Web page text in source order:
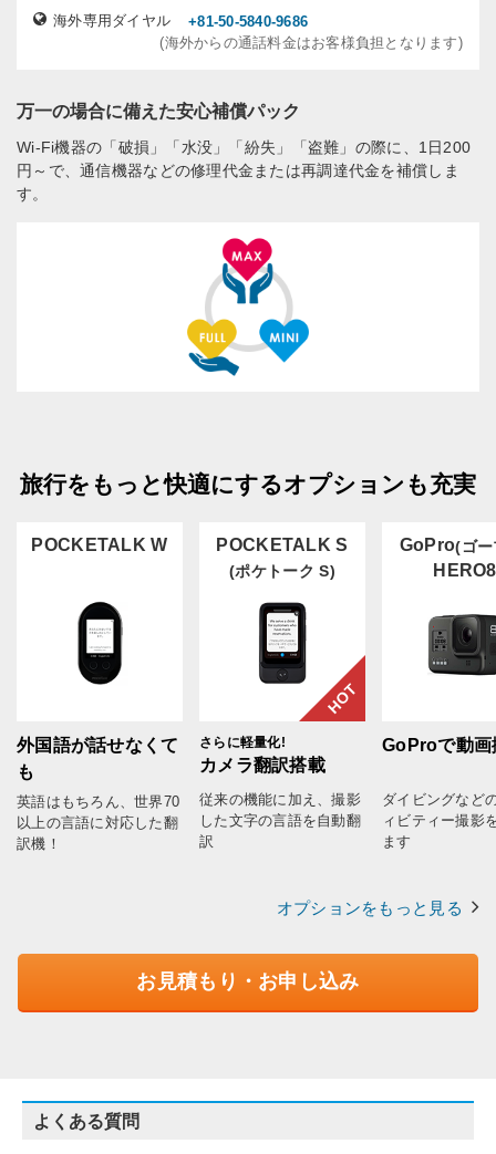
海外専用ダイヤル
+81-50-5840-9686
(海外からの通話料金はお客様負担となります)
万一の場合に備えた安心補償パック
Wi-Fi機器の「破損」「水没」「紛失」「盗難」の際に、1日200
円～で、通信機器などの修理代金または再調達代金を補償しま
す。
旅行をもっと快適にするオプションも充実
POCKETALK W
外国語が話せなくて
も
英語はもちろん、世界70
以上の言語に対応した翻
訳機！
POCKETALK S
(ポケトーク S)
HOT
さらに軽量化!
カメラ翻訳搭載
従来の機能に加え、撮影
した文字の言語を自動翻
訳
GoPro(ゴ
HERO8
GoProで動画
ダイビングなど
ィビティー撮影
ます
オプションをもっと見る
お見積もり・お申し込み
よくある質問